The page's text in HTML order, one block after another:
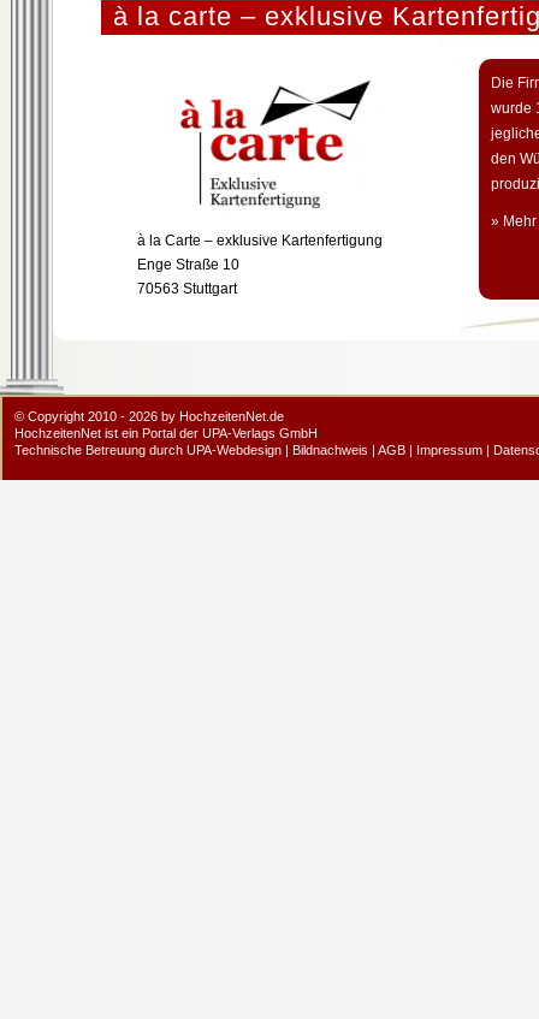
à la carte – exklusive
à la Carte – exklusive Kartenfertigung
Enge Straße 10
70563 Stuttgart
Die
wurde
den
»
© Copyright 2010 - 2026 by HochzeitenNet.de
HochzeitenNet ist ein Portal der UPA-Verlags GmbH
Technische Betreuung durch UPA-Webdesign | Bildnachweis | AGB | Impressum |